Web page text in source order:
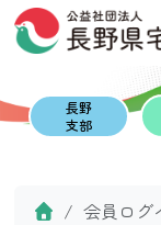
Skip to content
Skip to footer
長野
支部
Home会員ログ